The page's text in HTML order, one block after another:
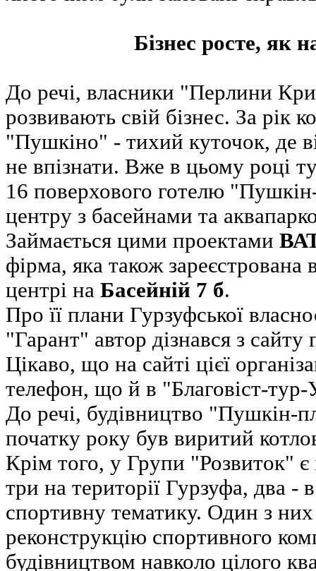
Бізнес росте, як
До речі, власники "Перлини
розвивають свій бізнес. За рік
"Пушкіно" - тихий куточок, де
не впізнати. Вже в цьому році
16 поверхового готелю
центру з басейнами та
Займається цими проектами
фірма, яка також
центрі на Басейній 7 б.
Про її плани Гурзуфської
"Гарант" автор дізнався з сайту
Цікаво, що на сайті цієї
телефон, що й в "Благовіст-тур-
До речі, будівництво "Пушкін-
початку року був виритий
Крім того, у Групи "Розвиток" є
три на території Гурзуфа, два -
спортивну тематику. Один з них
реконструкцію спортивного
будівництвом навколо цілого